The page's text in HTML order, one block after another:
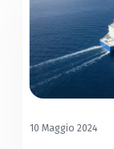
10 Maggio 2024